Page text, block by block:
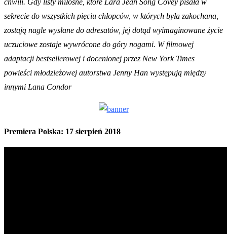
chwili. Gdy listy miłosne, które Lara Jean Song Covey pisała w
sekrecie do wszystkich pięciu chłopców, w których była zakochana,
zostają nagle wysłane do adresatów, jej dotąd wyimaginowane życie
uczuciowe zostaje wywrócone do góry nogami. W filmowej
adaptacji bestsellerowej i docenionej przez New York Times
powieści młodzieżowej autorstwa Jenny Han występują między
innymi Lana Condor
Premiera Polska: 17 sierpień 2018